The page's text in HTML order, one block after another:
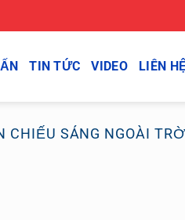
TIN TỨC VIDEO LIÊN
CHIẾU SÁNG NGOÀI